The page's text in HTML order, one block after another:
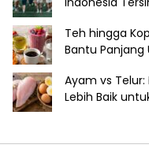
Teh hingga
Bantu Panjang
Ayam vs
Lebih Baik